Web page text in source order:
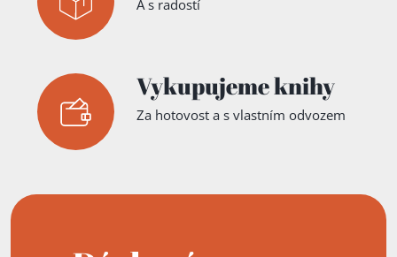
A s radostí
Vykupujeme knihy
Za hotovost a s vlastním odvozem